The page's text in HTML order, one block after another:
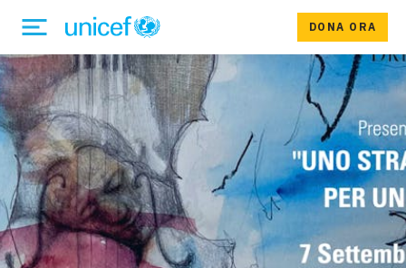
DONA ORA